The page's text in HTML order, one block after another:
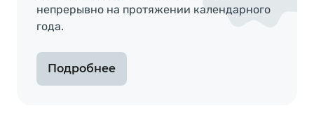
непрерывно на протяжении календарного
года.
Подробнее